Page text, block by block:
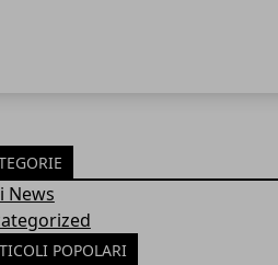
News
POPOLARI